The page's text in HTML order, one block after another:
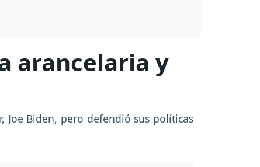
arancelaria y
Joe Biden, pero defendió sus políticas